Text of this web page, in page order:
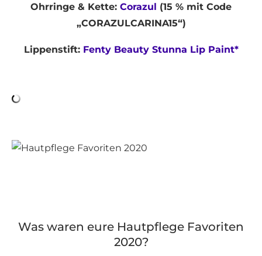
Ohrringe & Kette: Corazul (15 % mit Code
„CORAZULCARINA15“)
Lippenstift: Fenty Beauty Stunna Lip Paint*
Was waren eure Hautpflege Favoriten
2020?